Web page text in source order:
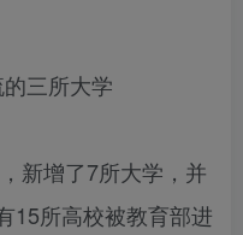
三所大学
增了7所大学，并
15所高校被教育部进